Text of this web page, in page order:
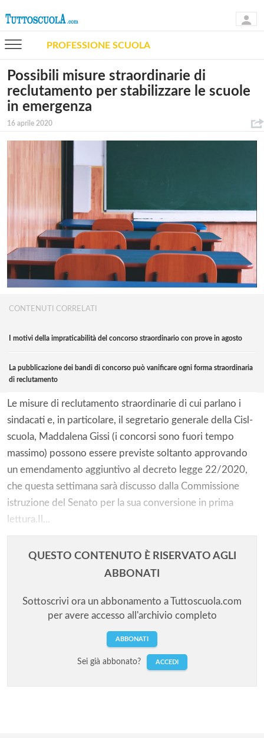
PROFESSIONE SCUOLA
Possibili misure straordinarie di
reclutamento per stabilizzare le scuole
in emergenza
16 aprile 2020
CONTENUTI CORRELATI
I motivi della impraticabilità del concorso straordinario con prove in agosto
La pubblicazione dei bandi di concorso può vanificare ogni forma straordinaria
di reclutamento
Le misure di reclutamento straordinarie di cui parlano i
sindacati e, in particolare, il segretario generale della Cisl-
scuola, Maddalena Gissi (i concorsi sono fuori tempo
massimo) possono essere previste soltanto approvando
un emendamento aggiuntivo al decreto legge 22/2020,
che questa settimana sarà discusso dalla Commissione
istruzione del Senato per la sua conversione in prima
lettura.Il...
QUESTO CONTENUTO È RISERVATO AGLI
ABBONATI
Sottoscrivi ora un abbonamento a Tuttoscuola.com
per avere accesso all'archivio completo
ABBONATI
Sei già abbonato? ACCEDI